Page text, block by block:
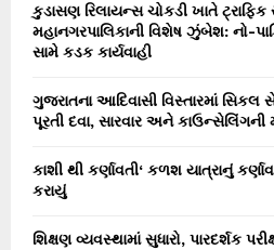
કુડાસણ રિલાયન્સ ચોકડી ખાતે ટ્રાફિક
મહાનગરપાલિકાની વિશેષ ઝુંબેશ: નો-
સામે કડક કાર્યવાહી
ગુજરાતના આદિવાસી વિસ્તારમાં
પૂરતી દવા, સારવાર અને કાઉન્સેલિંગની
કાશી થી કર્ણાવતી‘ કળશ યાત્રાનું
કરાયું
શિક્ષણ વ્યવસ્થામાં સુધારો, પારદર્શક